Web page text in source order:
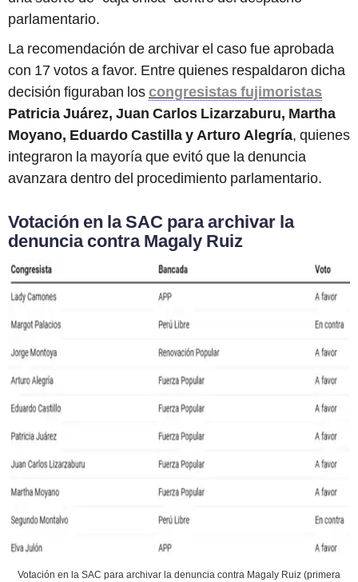
parlamentario.
La recomendación de archivar el caso fue aprobada
con 17 votos a favor. Entre quienes respaldaron dicha
decisión figuraban loscongresistas fujimoristas
Patricia Juárez, Juan Carlos Lizarzaburu, Martha
Moyano, Eduardo Castilla y Arturo Alegría, quienes
integraron la mayoría que evitó que la denuncia
avanzara dentro del procedimiento parlamentario.
Votación en la SAC para archivar la
denuncia contra Magaly Ruiz
Votación en la SAC para archivar la denuncia contra Magaly Ruiz (primera